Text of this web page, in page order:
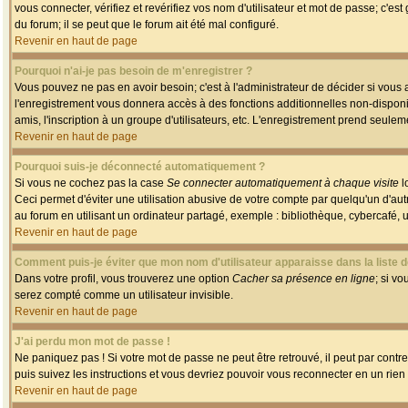
vous connecter, vérifiez et revérifiez vos nom d'utilisateur et mot de passe;
du forum; il se peut que le forum ait été mal configuré.
Revenir en haut de page
Pourquoi n'ai-je pas besoin de m'enregistrer ?
Vous pouvez ne pas en avoir besoin; c'est à l'administrateur de décider si
l'enregistrement vous donnera accès à des fonctions additionnelles non-
amis, l'inscription à un groupe d'utilisateurs, etc. L'enregistrement prend
Revenir en haut de page
Pourquoi suis-je déconnecté automatiquement ?
Si vous ne cochez pas la case Se connecter automatiquement à chaque visite
Ceci permet d'éviter une utilisation abusive de votre compte par quelqu'un
au forum en utilisant un ordinateur partagé, exemple : bibliothèque, cybercafé,
Revenir en haut de page
Comment puis-je éviter que mon nom d'utilisateur apparaisse dans la liste
Dans votre profil, vous trouverez une option Cacher sa présence en ligne; si
serez compté comme un utilisateur invisible.
Revenir en haut de page
J'ai perdu mon mot de passe !
Ne paniquez pas ! Si votre mot de passe ne peut être retrouvé, il peut par
puis suivez les instructions et vous devriez pouvoir vous reconnecter en un rien
Revenir en haut de page